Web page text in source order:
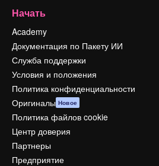
Начать
Academy
Документация по Пакету ИИ
Служба поддержки
Условия и положения
Политика конфиденциальности
Оригиналы Новое
Политика файлов cookie
Центр доверия
Партнеры
Предприятие